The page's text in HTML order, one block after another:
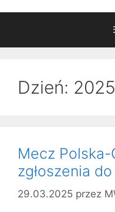
Dzień:
Mecz
zgłoszenia
29.03.2025 przez